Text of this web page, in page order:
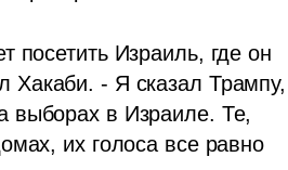
посетить Израиль, где он
Хакаби. - Я сказал Трампу,
выборах в Израиле. Те,
их голоса все равно